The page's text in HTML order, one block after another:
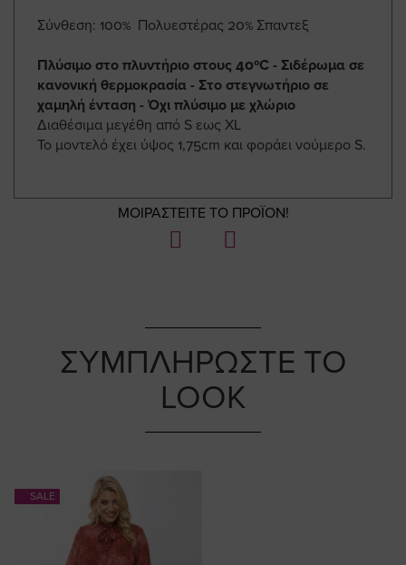
Σύνθεση: 100% Πολυεστέρας 20% Σπαντεξ
Πλύσιμο στο πλυντήριο στους 40ºC - Σιδέρωμα σε
κανονική θερμοκρασία - Στο στεγνωτήριο σε
χαμηλή ένταση - Όχι πλύσιμο με χλώριο
Διαθέσιμα μεγέθη από S εως ΧL
Το μοντελό έχει ύψος 1,75cm και φοράει νούμερο S.
ΜΟΙΡΑΣΤΕΙΤΕ ΤΟ ΠΡΟΪΟΝ!
ΣΥΜΠΛΗΡΩΣΤΕ ΤΟ
LOOK
SALE